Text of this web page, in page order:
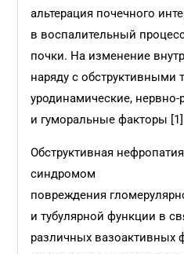
альтерация почечного
в воспалительный
почки. На изменение
наряду с обструктивными
уродинамические,
и гуморальные факторы
Обструктивная
синдромом
повреждения
и тубулярной функции в
различных вазоактивных